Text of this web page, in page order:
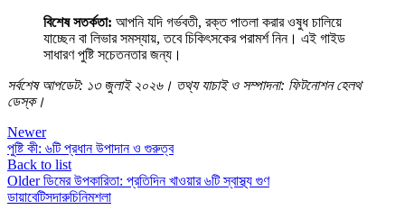
বিশেষ সতর্কতা: আপনি যদি গর্ভবতী, রক্ত পাতলা করার ওষুধ চালিয়ে
যাচ্ছেন বা লিভার সমস্যায়, তবে চিকিৎসকের পরামর্শ নিন। এই গাইড
সাধারণ পুষ্টি সচেতনতার জন্য।
সর্বশেষ আপডেট: ১৩ জুলাই ২০২৬। তথ্য যাচাই ও সম্পাদনা: ফিটনোশন হেলথ
ডেস্ক।
Newer
পুষ্টি কী: ৬টি প্রধান উপাদান ও গুরুত্ব
Back to list
Older ডিমের উপকারিতা: প্রতিদিন খাওয়ার ৬টি স্বাস্থ্য গুণ
ডায়াবেটিসদারুচিনিমশলা